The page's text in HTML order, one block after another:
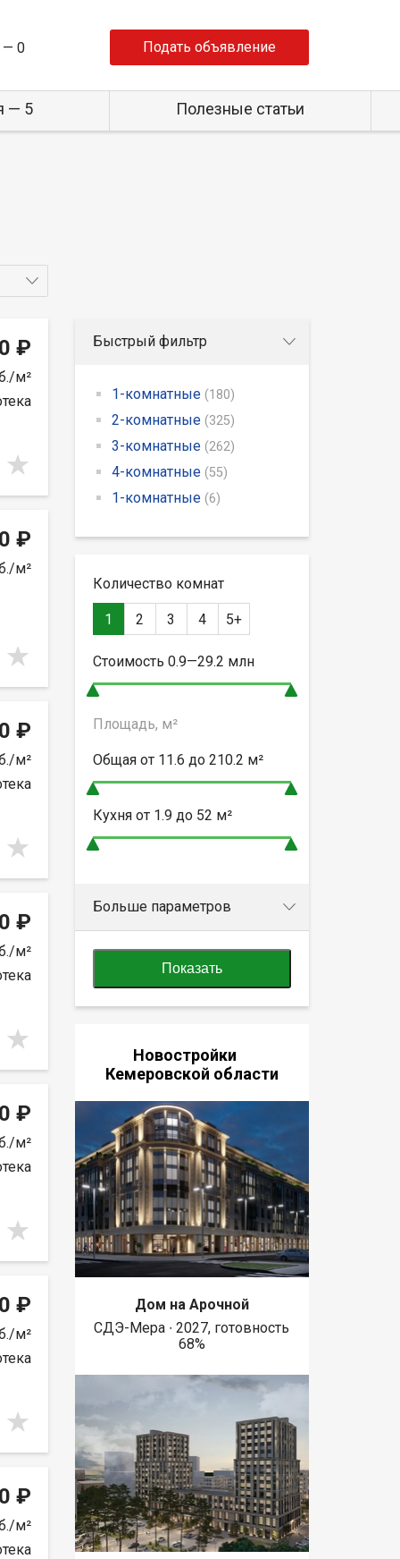
— 0 Подать объявление
— 5 Полезные статьи
₽
м²
₽
м²
₽
м²
₽
м²
₽
м²
₽
м²
₽
м²
Быстрый фильтр
1-комнатные (180)
2-комнатные (325)
3-комнатные (262)
4-комнатные (55)
1-комнатные (6)
Количество комнат
1 2 3 4 5+
Стоимость 0.9—29.2 млн
Площадь, м²
Общая от 11.6 до 210.2 м²
Кухня от 1.9 до 52 м²
Больше параметров
Показать
Новостройки
Кемеровской области
Дом на Арочной
СДЭ-Мера ∙ 2027, готовность
68%